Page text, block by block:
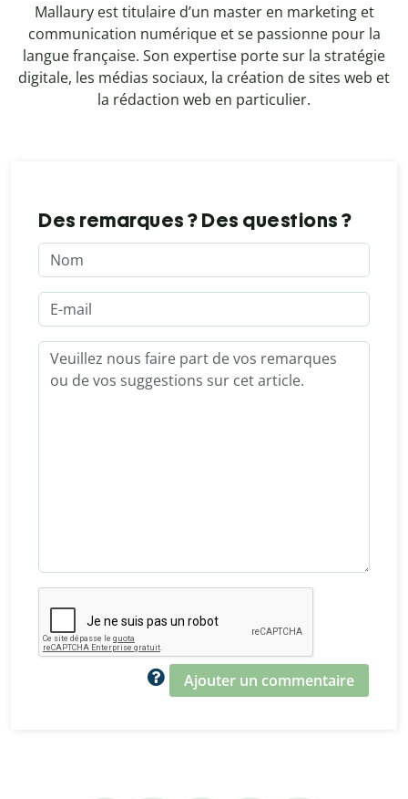
Mallaury est titulaire d’un master en marketing et
communication numérique et se passionne pour la
langue française. Son expertise porte sur la stratégie
digitale, les médias sociaux, la création de sites web et
la rédaction web en particulier.
Des remarques ? Des questions ?
Ajouter un commentaire